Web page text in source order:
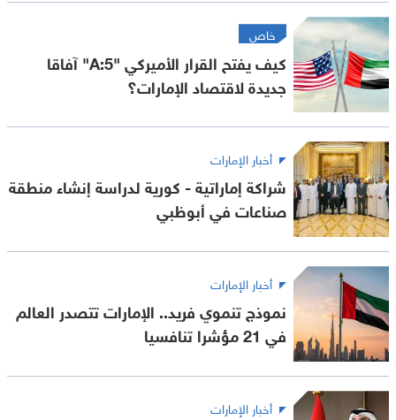
خاص
كيف يفتح القرار الأميركي "A:5" آفاقا
جديدة لاقتصاد الإمارات؟
أخبار الإمارات
شراكة إماراتية - كورية لدراسة إنشاء منطقة
صناعات في أبوظبي
أخبار الإمارات
نموذج تنموي فريد.. الإمارات تتصدر العالم
في 21 مؤشرا تنافسيا
أخبار الإمارات